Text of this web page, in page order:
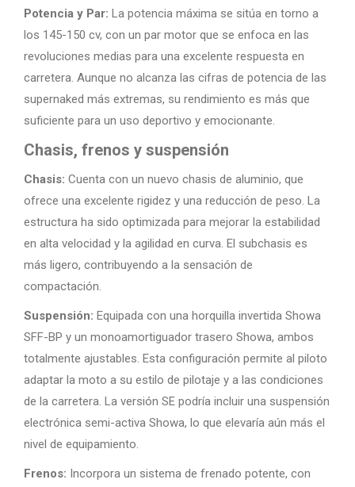
Potencia y Par: La potencia máxima se sitúa en torno a
los 145-150 cv, con un par motor que se enfoca en las
revoluciones medias para una excelente respuesta en
carretera. Aunque no alcanza las cifras de potencia de las
supernaked más extremas, su rendimiento es más que
suficiente para un uso deportivo y emocionante.
Chasis, frenos y suspensión
Chasis: Cuenta con un nuevo chasis de aluminio, que
ofrece una excelente rigidez y una reducción de peso. La
estructura ha sido optimizada para mejorar la estabilidad
en alta velocidad y la agilidad en curva. El subchasis es
más ligero, contribuyendo a la sensación de
compactación.
Suspensión: Equipada con una horquilla invertida Showa
SFF-BP y un monoamortiguador trasero Showa, ambos
totalmente ajustables. Esta configuración permite al piloto
adaptar la moto a su estilo de pilotaje y a las condiciones
de la carretera. La versión SE podría incluir una suspensión
electrónica semi-activa Showa, lo que elevaría aún más el
nivel de equipamiento.
Frenos: Incorpora un sistema de frenado potente, con